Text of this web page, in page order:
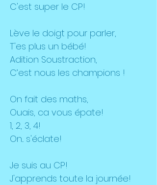
C'est super le CP!
Lève le doigt pour parler,
T'es plus un bébé!
Adition Soustraction,
C’est nous les champions !
On fait des maths,
Ouais, ca vous épate!
1, 2, 3, 4!
On... s'éclate!
Je suis au CP!
J'apprends toute la journée!